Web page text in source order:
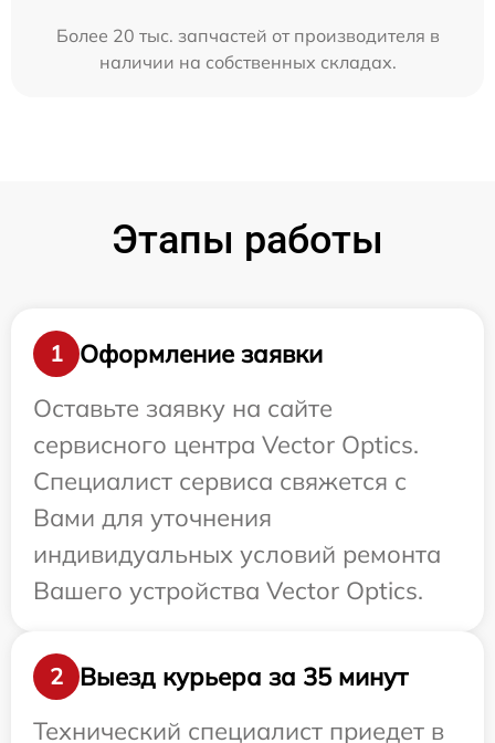
Более 20 тыс. запчастей от производителя в
наличии на собственных складах.
Этапы работы
1
Оформление заявки
Оставьте заявку на сайте
сервисного центра Vector Optics.
Специалист сервиса свяжется с
Вами для уточнения
индивидуальных условий ремонта
Вашего устройства Vector Optics.
2
Выезд курьера за 35 минут
Технический специалист приедет в